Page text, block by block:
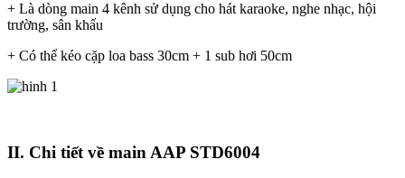
+ Là dòng main 4 kênh sử dụng cho hát karaoke, nghe nhạc, hội
trường, sân khấu
+ Có thể kéo cặp loa bass 30cm + 1 sub hơi 50cm
II. Chi tiết về main AAP STD6004